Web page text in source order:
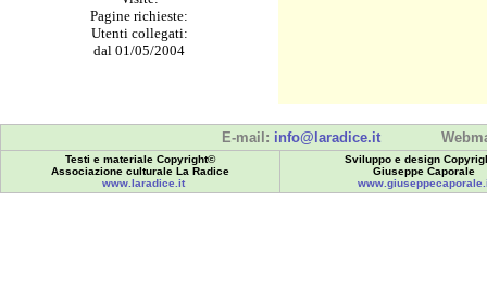
Pagine richieste:
Utenti collegati:
dal 01/05/2004
info@laradice.it
Testi e materiale Copyright©
Associazione culturale La Radice
Sviluppo e design
Giuseppe Caporale